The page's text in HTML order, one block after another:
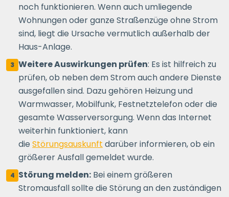
noch funktionieren. Wenn auch umliegende
Wohnungen oder ganze Straßenzüge ohne Strom
sind, liegt die Ursache vermutlich außerhalb der
Haus-Anlage.
3 Weitere Auswirkungen prüfen: Es ist hilfreich zu
prüfen, ob neben dem Strom auch andere Dienste
ausgefallen sind. Dazu gehören Heizung und
Warmwasser, Mobilfunk, Festnetztelefon oder die
gesamte Wasserversorgung. Wenn das Internet
weiterhin funktioniert, kann
die Störungsauskunft darüber informieren, ob ein
größerer Ausfall gemeldet wurde.
4 Störung melden: Bei einem größeren
Stromausfall sollte die Störung an den zuständigen